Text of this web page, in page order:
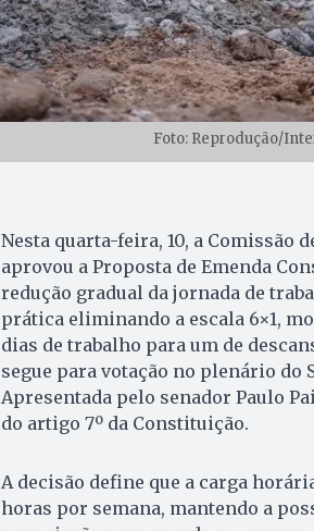
Foto: Reprodução/
Nesta quarta-feira, 10, a Comissão
aprovou a Proposta de Emenda
redução gradual da jornada de
prática eliminando a escala 6×1,
dias de trabalho para um de
segue para votação no plenário do
Apresentada pelo senador Paulo
do artigo 7º da Constituição.
A decisão define que a carga
horas por semana, mantendo a